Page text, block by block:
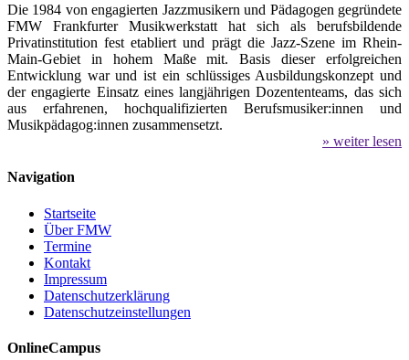
Die 1984 von engagierten Jazzmusikern und Pädagogen gegründete
FMW Frankfurter Musikwerkstatt hat sich als berufsbildende
Privatinstitution fest etabliert und prägt die Jazz-Szene im Rhein-
Main-Gebiet in hohem Maße mit. Basis dieser erfolgreichen
Entwicklung war und ist ein schlüssiges Ausbildungskonzept und
der engagierte Einsatz eines langjährigen Dozententeams, das sich
aus erfahrenen, hochqualifizierten Berufsmusiker:innen und
Musikpädagog:innen zusammensetzt.
» weiter lesen
Navigation
Startseite
Über FMW
Termine
Kontakt
Impressum
Datenschutzerklärung
Datenschutzeinstellungen
OnlineCampus